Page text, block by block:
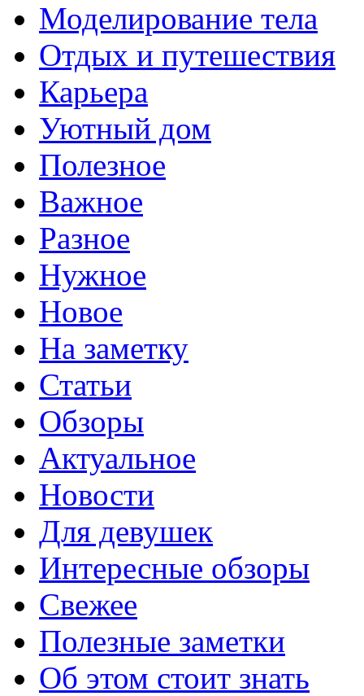
Моделирование тела
Отдых и путешествия
Карьера
Уютный дом
Полезное
Важное
Разное
Нужное
Новое
На заметку
Статьи
Обзоры
Актуальное
Новости
Для девушек
Интересные обзоры
Свежее
Полезные заметки
Об этом стоит знать